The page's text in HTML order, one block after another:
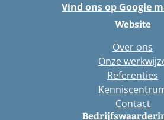
Vind ons op Google
Website
Over ons
Onze
Referenties
Contact